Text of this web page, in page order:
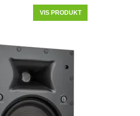
VIS PRODUKT